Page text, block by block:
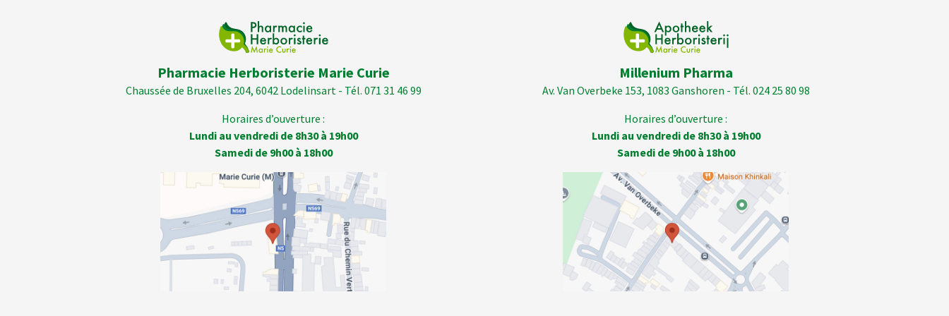
Pharmacie Herboristerie Marie Curie
Chaussée de Bruxelles 204, 6042 Lodelinsart - Tél. 071 31 46 99
Horaires d’ouverture :
Lundi au vendredi de 8h30 à 19h00
Samedi de 9h00 à 18h00
Millenium Pharma
Av. Van Overbeke 153, 1083 Ganshoren - Tél. 024 25 80 98
Horaires d’ouverture :
Lundi au vendredi de 8h30 à 19h00
Samedi de 9h00 à 18h00